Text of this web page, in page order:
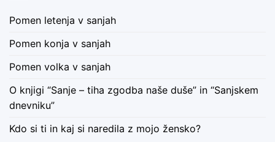
Pomen letenja v sanjah
Pomen konja v sanjah
Pomen volka v sanjah
O knjigi “Sanje – tiha zgodba naše duše” in “Sanjskem
dnevniku”
Kdo si ti in kaj si naredila z mojo žensko?